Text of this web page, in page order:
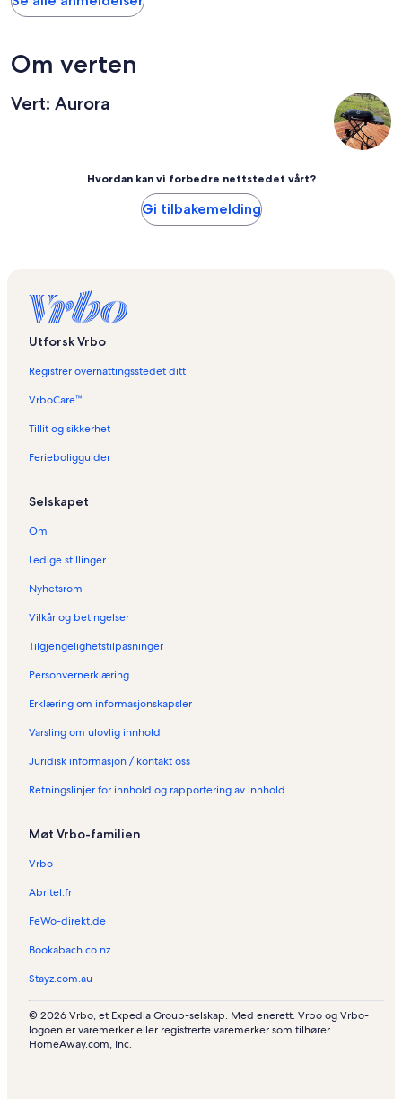
Om verten
Vert: Aurora
Hvordan kan vi forbedre nettstedet vårt?
Gi tilbakemelding
Utforsk Vrbo
Registrer overnattingsstedet ditt
VrboCare™
Tillit og sikkerhet
Ferieboligguider
Selskapet
Om
Ledige stillinger
Nyhetsrom
Vilkår og betingelser
Tilgjengelighetstilpasninger
Personvernerklæring
Erklæring om informasjonskapsler
Varsling om ulovlig innhold
Juridisk informasjon / kontakt oss
Retningslinjer for innhold og rapportering av innhold
Møt Vrbo-familien
Vrbo
Abritel.fr
FeWo-direkt.de
Bookabach.co.nz
Stayz.com.au
© 2026 Vrbo, et Expedia Group-selskap. Med enerett. Vrbo og Vrbo-
logoen er varemerker eller registrerte varemerker som tilhører
HomeAway.com, Inc.